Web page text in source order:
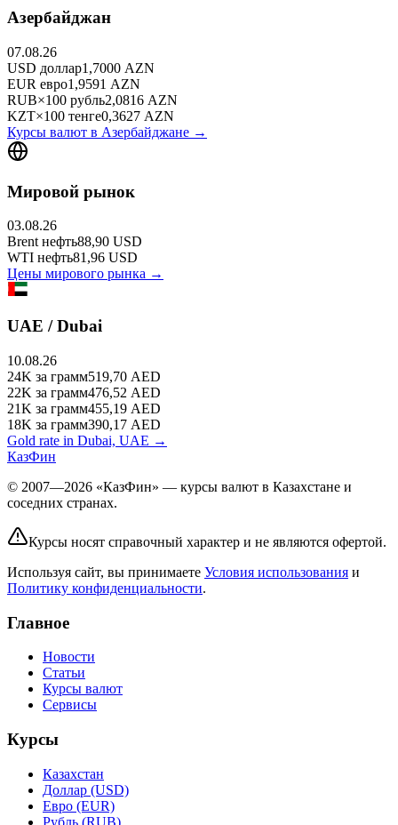
Азербайджан
07.08.26
USD доллар1,7000 AZN
EUR евро1,9591 AZN
RUB×100 рубль2,0816 AZN
KZT×100 тенге0,3627 AZN
Курсы валют в Азербайджане →
Мировой рынок
03.08.26
Brent нефть88,90 USD
WTI нефть81,96 USD
Цены мирового рынка →
UAE / Dubai
10.08.26
24K за грамм519,70 AED
22K за грамм476,52 AED
21K за грамм455,19 AED
18K за грамм390,17 AED
Gold rate in Dubai, UAE →
КазФин
© 2007—2026 «КазФин» — курсы валют в Казахстане и
соседних странах.
Курсы носят справочный характер и не являются офертой.
Используя сайт, вы принимаете Условия использования и
Политику конфиденциальности.
Главное
Новости
Статьи
Курсы валют
Сервисы
Курсы
Казахстан
Доллар (USD)
Евро (EUR)
Рубль (RUB)